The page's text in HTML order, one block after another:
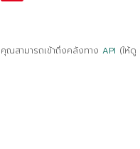
คุณสามารถเข้าถึงคลังทาง API (ให้ดู